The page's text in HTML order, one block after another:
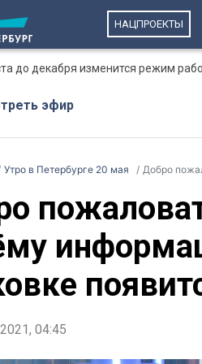
НАЦПРОЕКТЫ
до декабря изменится режим
эфир
Утро в Петербурге 20 мая Добро
04:45